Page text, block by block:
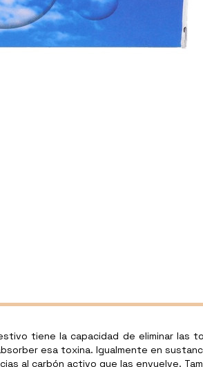
tiene la capacidad de eliminar las
esa toxina. Igualmente en
al carbón activo que las envuelve.